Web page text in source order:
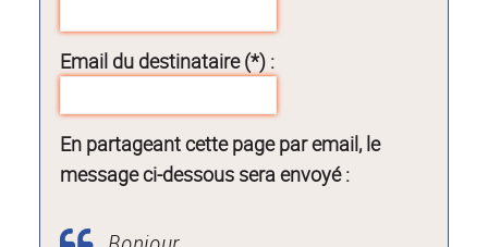
Email du destinataire (*) :
En partageant cette page par email, le
message ci-dessous sera envoyé :